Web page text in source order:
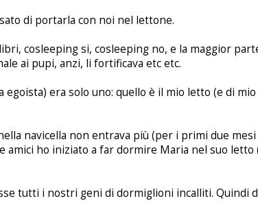
di portarla con noi nel lettone.
cosleeping si, cosleeping no, e la maggior
ai pupi, anzi, li fortificava etc etc.
era solo uno: quello è il mio letto (e di
navicella non entrava più (per i primi due
ho iniziato a far dormire Maria nel suo letto
tutti i nostri geni di dormiglioni incalliti. Quindi